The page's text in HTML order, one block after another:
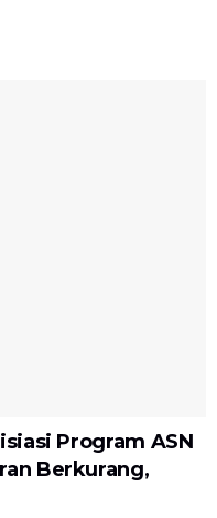
Program ASN
Berkurang,